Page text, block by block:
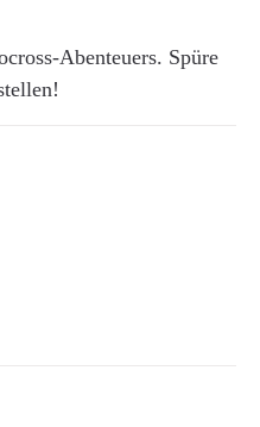
Abenteuers. Spüre